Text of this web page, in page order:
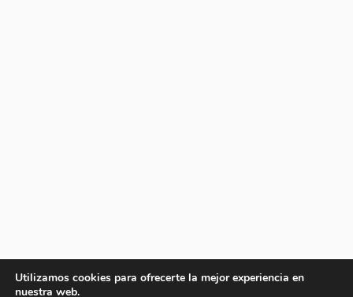
Utilizamos cookies para ofrecerte la mejor experiencia en
nuestra web.